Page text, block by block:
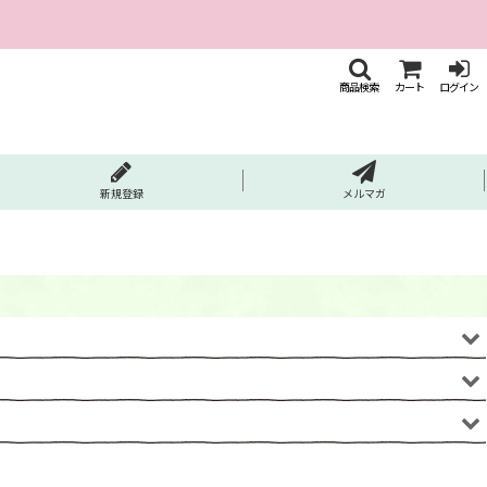
商品検索 カート ログイン
新規登録 メルマガ